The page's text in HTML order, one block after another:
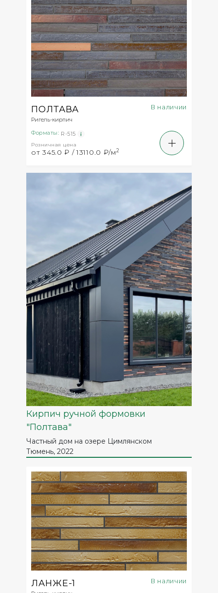
ПОЛТАВА
Ригель-кирпич
В наличии
Форматы: R-515
Розничная цена
от 345.0 ₽ / 13110.0 ₽/м2
Кирпич ручной формовки
"Полтава"
Частный дом на озере Цимлянском
Тюмень, 2022
ЛАНЖЕ-1 В наличии